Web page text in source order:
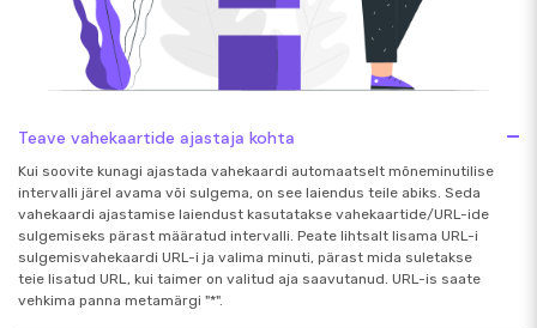
Teave vahekaartide ajastaja kohta
Kui soovite kunagi ajastada vahekaardi automaatselt mõneminutilise
intervalli järel avama või sulgema, on see laiendus teile abiks. Seda
vahekaardi ajastamise laiendust kasutatakse vahekaartide/URL-ide
sulgemiseks pärast määratud intervalli. Peate lihtsalt lisama URL-i
sulgemisvahekaardi URL-i ja valima minuti, pärast mida suletakse
teie lisatud URL, kui taimer on valitud aja saavutanud. URL-is saate
vehkima panna metamärgi "*".